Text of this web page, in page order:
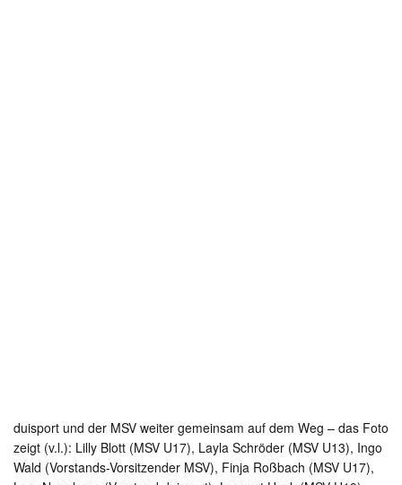
duisport und der MSV weiter gemeinsam auf dem Weg – das Foto
zeigt (v.l.): Lilly Blott (MSV U17), Layla Schröder (MSV U13), Ingo
Wald (Vorstands-Vorsitzender MSV), Finja Roßbach (MSV U17),